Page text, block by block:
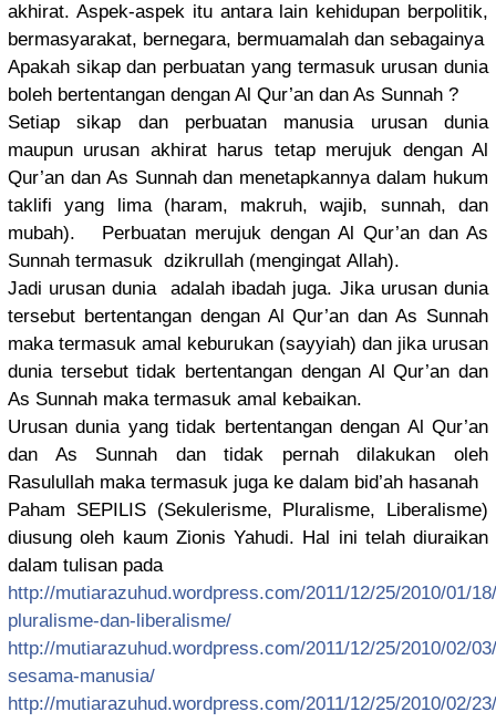
akhirat. Aspek-aspek itu antara lain kehidupan berpolitik,
bermasyarakat, bernegara, bermuamalah dan sebagainya
Apakah sikap dan perbuatan yang termasuk urusan dunia
boleh bertentangan dengan Al Qur’an dan As Sunnah ?
Setiap sikap dan perbuatan manusia urusan dunia
maupun urusan akhirat harus tetap merujuk dengan Al
Qur’an dan As Sunnah dan menetapkannya dalam hukum
taklifi yang lima (haram, makruh, wajib, sunnah, dan
mubah). Perbuatan merujuk dengan Al Qur’an dan As
Sunnah termasuk dzikrullah (mengingat Allah).
Jadi urusan dunia adalah ibadah juga. Jika urusan dunia
tersebut bertentangan dengan Al Qur’an dan As Sunnah
maka termasuk amal keburukan (sayyiah) dan jika urusan
dunia tersebut tidak bertentangan dengan Al Qur’an dan
As Sunnah maka termasuk amal kebaikan.
Urusan dunia yang tidak bertentangan dengan Al Qur’an
dan As Sunnah dan tidak pernah dilakukan oleh
Rasulullah maka termasuk juga ke dalam bid’ah hasanah
Paham SEPILIS (Sekulerisme, Pluralisme, Liberalisme)
diusung oleh kaum Zionis Yahudi. Hal ini telah diuraikan
dalam tulisan pada
http://mutiarazuhud.wordpress.com/2011/12/25/2010/01/18/
pluralisme-dan-liberalisme/
http://mutiarazuhud.wordpress.com/2011/12/25/2010/02/03/
sesama-manusia/
http://mutiarazuhud.wordpress.com/2011/12/25/2010/02/23/